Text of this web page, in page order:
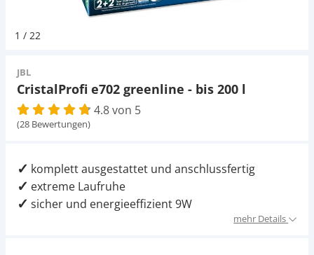
1 / 22
JBL
CristalProfi e702 greenline - bis 200 l
4.8 von 5
(28 Bewertungen)
komplett ausgestattet und anschlussfertig
extreme Laufruhe
sicher und energieeffizient 9W
mehr Details
Strömungspumpe
UV-Filter
Thermometer